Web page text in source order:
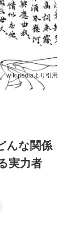
wikipediaより引用
んな関係
実力者